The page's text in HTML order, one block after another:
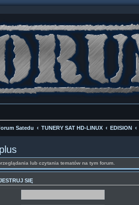
Satedu TUNERY SAT HD-LINUX EDISION
lub czytania tematów na tym forum.
SIĘ